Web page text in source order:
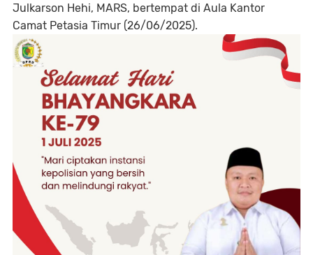
Julkarson Hehi, MARS, bertempat di Aula Kantor
Camat Petasia Timur (26/06/2025).